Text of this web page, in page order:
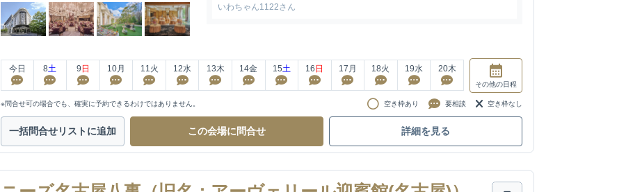
いわちゃん1122さん
今日 8土 9 日 10月 11火 12水 13木 14金 15土 16 日 17 月 18火 19水 20木
その他の日程
※問合せ可の場合でも、確実に予約できるわけではありません。 空き枠あり 要相談 空き枠なし
一括問合せリストに追加 この会場に問合せ 詳細を見る